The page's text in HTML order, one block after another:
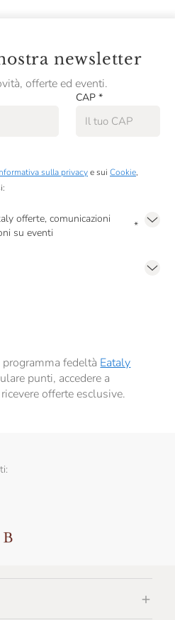
newsletter
offerte ed eventi.
CAP *
sulla privacye sui Cookie,
offerte, comunicazioni
su eventi
*
in caso di consenso prestato ai
programma fedeltà Eataly
punti, accedere a
offerte esclusive.